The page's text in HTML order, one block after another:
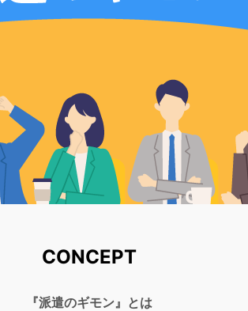
CONCEPT
『派遣のギモン』とは